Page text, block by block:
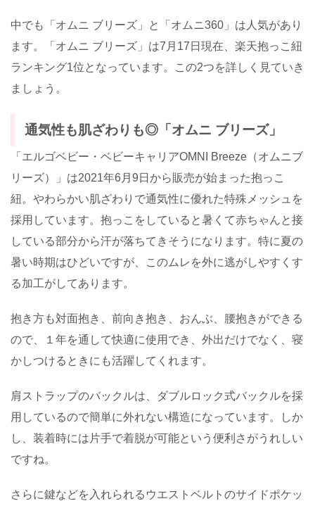
中でも「オムニ ブリーズ」と「オムニ360 」は人気があり
ます。「オムニ ブリーズ」は7 月 17 日現在、楽天抱っこ紐
ランキング1位となっています。この2つを詳しく見ていき
ましょう。
通気性も肌ざわりも◎「オムニ ブリーズ」
「エルゴベビー・ベビーキャリアOMNI Breeze （オムニブ
リーズ）」は2021年6月 9 日から販売が始まった抱っこ
紐。やわらかい肌ざわりで通気性に優れた特殊メッシュを
採用しています。抱っこをしていると暑くて赤ちゃんと接
している部分から汗が落ちてきそうになります。特に夏の
暑い時期はひどいですが、このムレを外に逃がしやすくす
る加工がしてあります。
抱き方も対面抱き、前向き抱き、おんぶ、腰抱きができる
ので、１年を通して快適に使用でき、外出だけでなく、寝
かしつけるときにも活躍してくれます。
肩ストラップのバックルは、ダブルロック式バックルを採
用しているので簡単に外れない構造になっています。しか
し、装着時には片手で着脱が可能という便利さがうれしい
ですね。
さらに鍵などを入れられるウエストベルトのサイドポケッ